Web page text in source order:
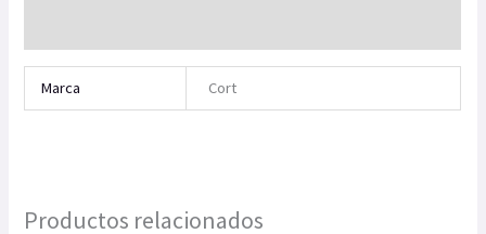
Marca Cort
Productos relacionados